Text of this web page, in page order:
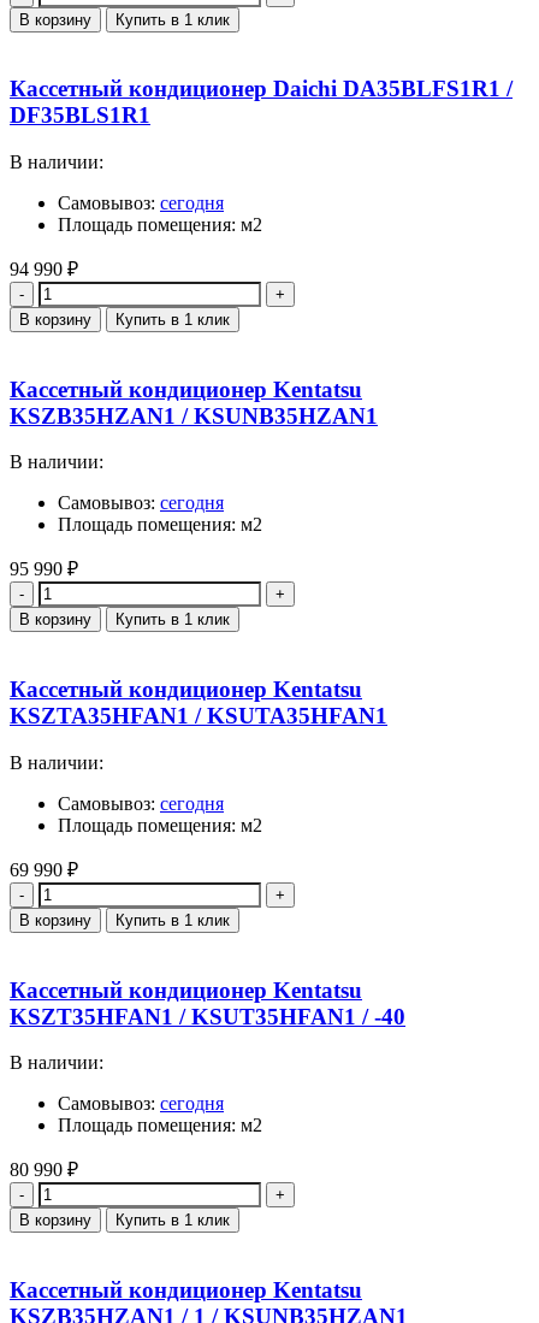
В корзину Купить в 1 клик
Кассетный кондиционер Daichi DA35BLFS1R1 /
DF35BLS1R1
В наличии:
Самовывоз: сегодня
Площадь помещения: м2
94 990 ₽
Количество
В корзину Купить в 1 клик
Кассетный кондиционер Kentatsu
KSZB35HZAN1 / KSUNB35HZAN1
В наличии:
Самовывоз: сегодня
Площадь помещения: м2
95 990 ₽
Количество
В корзину Купить в 1 клик
Кассетный кондиционер Kentatsu
KSZTA35HFAN1 / KSUTA35HFAN1
В наличии:
Самовывоз: сегодня
Площадь помещения: м2
69 990 ₽
Количество
В корзину Купить в 1 клик
Кассетный кондиционер Kentatsu
KSZT35HFAN1 / KSUT35HFAN1 / -40
В наличии:
Самовывоз: сегодня
Площадь помещения: м2
80 990 ₽
Количество
В корзину Купить в 1 клик
Кассетный кондиционер Kentatsu
KSZB35HZAN1 / 1 / KSUNB35HZAN1